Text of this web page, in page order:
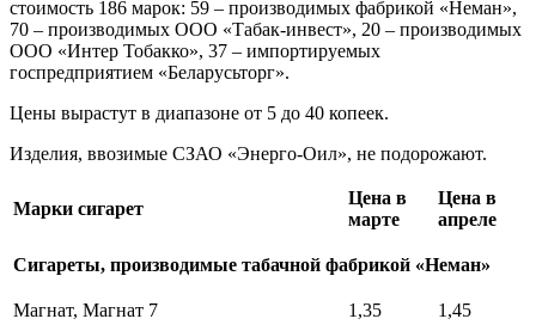
стоимость 186 марок: 59 – производимых фабрикой «Неман»,
70 – производимых ООО «Табак-инвест», 20 – производимых
ООО «Интер Тобакко», 37 – импортируемых
госпредприятием «Беларусьторг».
Цены вырастут в диапазоне от 5 до 40 копеек.
Изделия, ввозимые СЗАО «Энерго-Оил», не подорожают.
Марки сигарет
Цена в
марте
Цена в
апреле
Сигареты, производимые табачной фабрикой «Неман»
Магнат, Магнат 7 1,35
1,45